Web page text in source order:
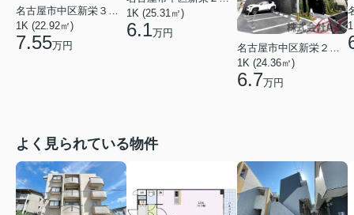
名古屋市中区新栄３丁目
1K (22.92㎡)
7.55万円
1K (25.31㎡)
6.1万円
名古屋市中区新栄２丁目
1K (24.36㎡)
6.7万円
よく見られている物件